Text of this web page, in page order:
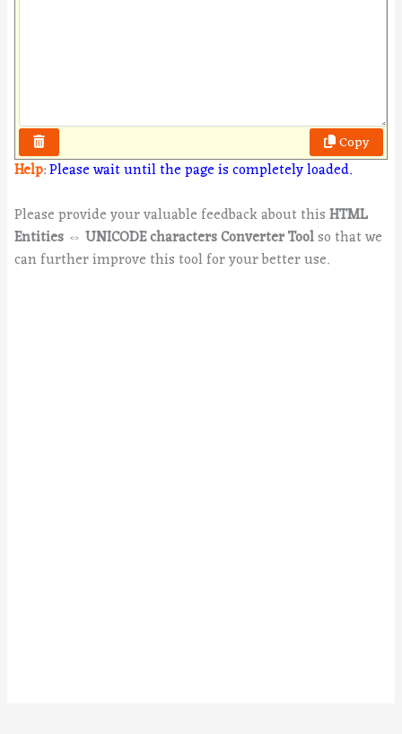
Copy
Help:Please wait until the page is completely loaded.
Please provide your valuable feedback about thisHTML
Entities ⇔ UNICODE characters Converter Toolso that we
can further improve this tool for your better use.